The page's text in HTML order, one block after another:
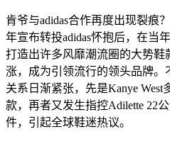
肯爷与adidas合作再度出现裂痕
年宣布转投adidas怀抱后，在当
打造出许多风靡潮流圈的大势鞋
涨，成为引领流行的领头品牌。
关系日渐紧张，先是Kanye
款，再者又发生指控Adilette 22
件，引起全球鞋迷热议。